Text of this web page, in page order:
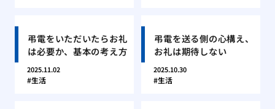
弔電をいただいたらお礼
は必要か、基本の考え方
2025.11.02
生活
弔電を送る側の心構え、
お礼は期待しない
2025.10.30
生活